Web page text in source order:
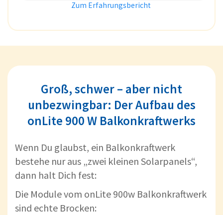
Zum Erfahrungsbericht
Groß, schwer – aber nicht
unbezwingbar: Der Aufbau des
onLite 900 W Balkonkraftwerks
Wenn Du glaubst, ein Balkonkraftwerk
bestehe nur aus „zwei kleinen Solarpanels“,
dann halt Dich fest:
Die Module vom onLite 900w Balkonkraftwerk
sind echte Brocken: